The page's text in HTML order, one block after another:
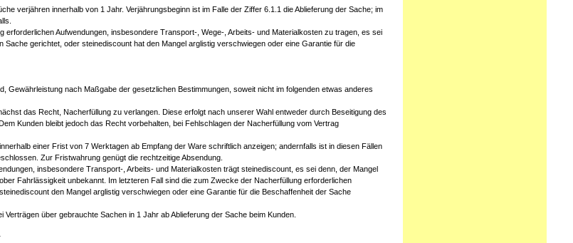
verjähren innerhalb von 1 Jahr. Verjährungsbeginn ist im Falle der Ziffer 6.1.1 die Ablieferung der Sache; im
Aufwendungen, insbesondere Transport-, Wege-, Arbeits- und Materialkosten zu tragen, es sei
Sache gerichtet, oder steinediscount hat den Mangel arglistig verschwiegen oder eine Garantie für die
Gewährleistung nach Maßgabe der gesetzlichen Bestimmungen, soweit nicht im folgenden etwas anderes
das Recht, Nacherfüllung zu verlangen. Diese erfolgt nach unserer Wahl entweder durch Beseitigung des
Kunden bleibt jedoch das Recht vorbehalten, bei Fehlschlagen der Nacherfüllung vom Vertrag
einer Frist von 7 Werktagen ab Empfang der Ware schriftlich anzeigen; andernfalls ist in diesen Fällen
Zur Fristwahrung genügt die rechtzeitige Absendung.
insbesondere Transport-, Arbeits- und Materialkosten trägt steinediscount, es sei denn, der Mangel
Fahrlässigkeit unbekannt. Im letzteren Fall sind die zum Zwecke der Nacherfüllung erforderlichen
den Mangel arglistig verschwiegen oder eine Garantie für die Beschaffenheit der Sache
über gebrauchte Sachen in 1 Jahr ab Ablieferung der Sache beim Kunden.